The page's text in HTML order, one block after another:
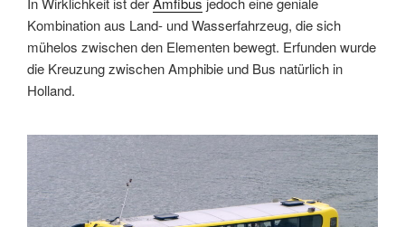
Kombination aus Land- und Wasserfahrzeug, die sich
mühelos zwischen den Elementen bewegt. Erfunden wurde
die Kreuzung zwischen Amphibie und Bus natürlich in
Holland.